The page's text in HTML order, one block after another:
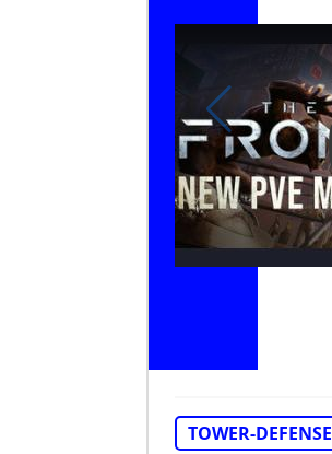
TOWER-DEFENSE